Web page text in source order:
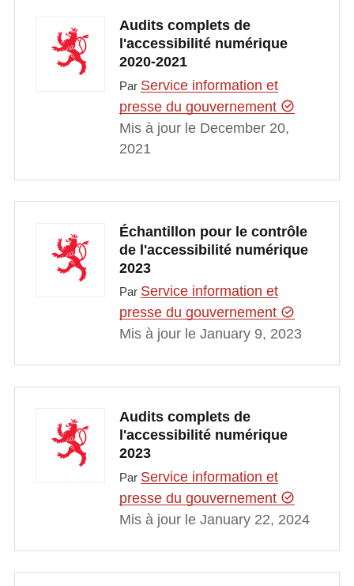
Audits complets de
l'accessibilité numérique
2020-2021
Par Service information et
presse du gouvernement
Mis à jour le December 20,
2021
Échantillon pour le contrôle
de l'accessibilité numérique
2023
Par Service information et
presse du gouvernement
Mis à jour le January 9, 2023
Audits complets de
l'accessibilité numérique
2023
Par Service information et
presse du gouvernement
Mis à jour le January 22, 2024